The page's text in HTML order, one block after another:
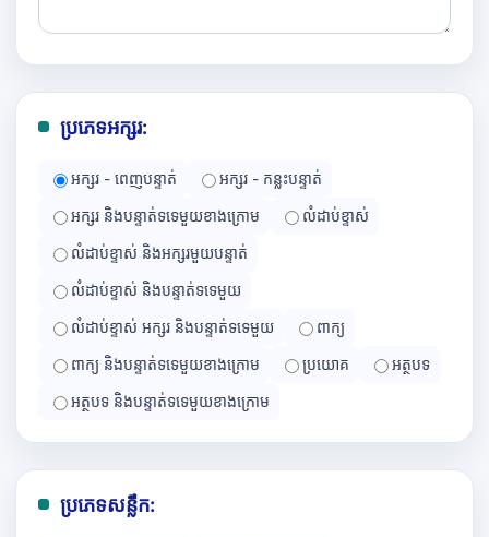
ប្រភេទអក្សរ:
អក្សរ - ពេញបន្ទាត់
អក្សរ - កន្លះបន្ទាត់
អក្សរ និងបន្ទាត់ទទេមួយខាងក្រោម
លំដាប់ខ្ទាស់
លំដាប់ខ្ទាស់ និងអក្សរមួយបន្ទាត់
លំដាប់ខ្ទាស់ និងបន្ទាត់ទទេមួយ
លំដាប់ខ្ទាស់ អក្សរ និងបន្ទាត់ទទេមួយ
ពាក្យ
ពាក្យ និងបន្ទាត់ទទេមួយខាងក្រោម
ប្រយោគ
អត្ថបទ
អត្ថបទ និងបន្ទាត់ទទេមួយខាងក្រោម
ប្រភេទសន្លឹក: